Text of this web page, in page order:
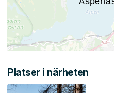
Platser i närheten